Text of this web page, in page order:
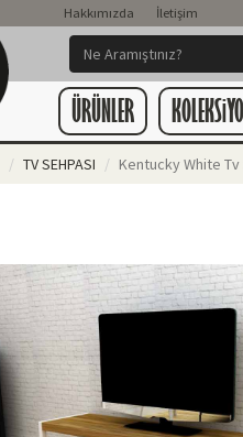
Hakkımızda İletişim
ÜRÜNLER
TV SEHPASI Kentucky White Tv